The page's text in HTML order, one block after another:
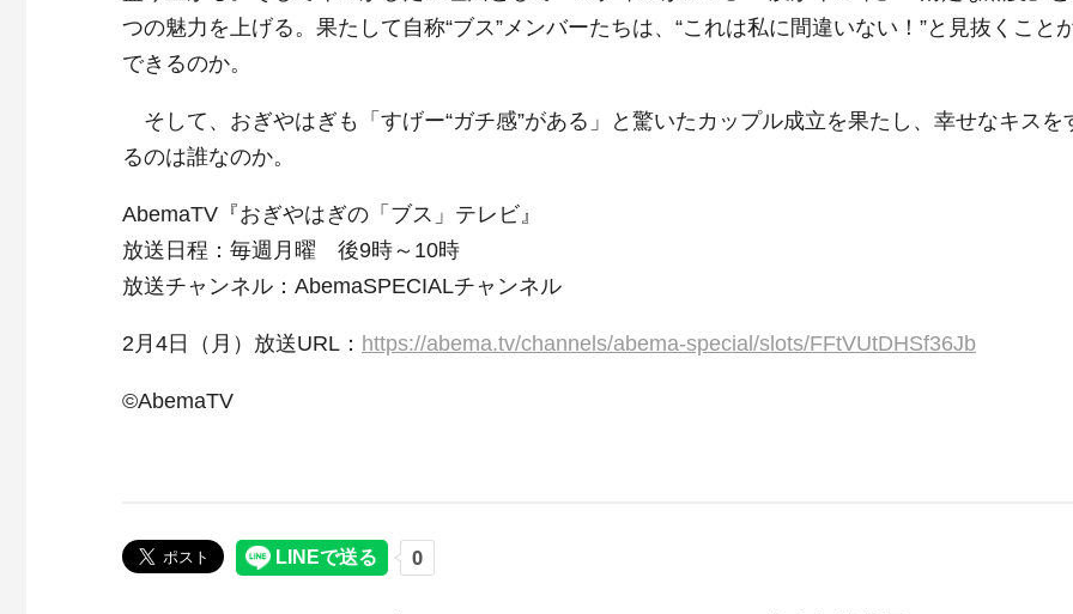
つの魅力を上げる。果たして自称“ブス”メンバーたちは、“これは私に間違いない！”と見抜くこと
できるのか。
そして、おぎやはぎも「すげー“ガチ感”がある」と驚いたカップル成立を果たし、幸せなキスを
るのは誰なのか。
AbemaTV『おぎやはぎの「ブス」テレビ』
放送日程：毎週月曜 後9時～10時
放送チャンネル：AbemaSPECIALチャンネル
2月4日（月）放送URL： https://abema.tv/channels/abema-special/slots/FFtVUtDHSf36Jb
©AbemaTV